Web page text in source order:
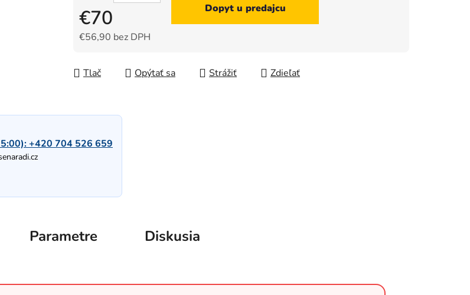
€70
€56,90 bez DPH
Dopyt u predajcu
Tlač Opýtať sa Strážiť Zdieľať
+420 704 526 659
Parametre Diskusia